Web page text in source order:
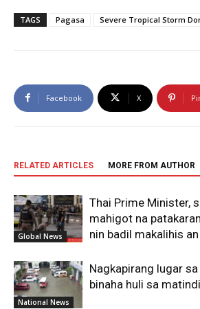
TAGS Pagasa Severe Tropical Storm
Facebook X
RELATED ARTICLES MORE FROM AUTHOR
Global News
Thai Prime Minister,
mahigot na
nin badil makalihis
National News
Nagkapirang lugar
binaha huli sa